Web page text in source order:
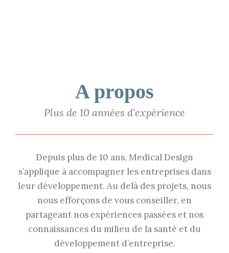
A propos
Plus de 10 années d'expérience
Depuis plus de 10 ans, Medical Design
s’applique à accompagner les entreprises dans
leur développement. Au delà des projets, nous
nous efforçons de vous conseiller, en
partageant nos expériences passées et nos
connaissances du milieu de la santé et du
développement d’entreprise.